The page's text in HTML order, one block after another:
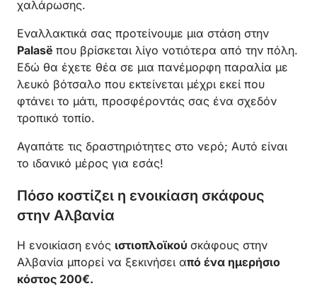
χαλάρωσης.
Εναλλακτικά σας προτείνουμε μια στάση στην
Palasë που βρίσκεται λίγο νοτιότερα από την πόλη.
Εδώ θα έχετε θέα σε μια πανέμορφη παραλία με
λευκό βότσαλο που εκτείνεται μέχρι εκεί που
φτάνει το μάτι, προσφέροντάς σας ένα σχεδόν
τροπικό τοπίο.
Αγαπάτε τις δραστηριότητες στο νερό; Αυτό είναι
το ιδανικό μέρος για εσάς!
Πόσο κοστίζει η ενοικίαση σκάφους
στην Αλβανία
Η ενοικίαση ενός ιστιοπλοϊκού σκάφους στην
Αλβανία μπορεί να ξεκινήσει από ένα ημερήσιο
κόστος 200€.